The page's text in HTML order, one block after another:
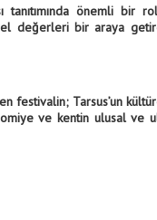
önemli bir
değerleri bir araya
festivalin; Tarsus’un
ve kentin ulusal ve